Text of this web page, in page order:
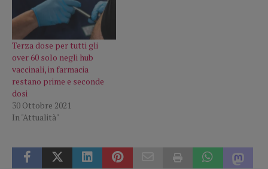
Terza dose per tutti gli
over 60 solo negli hub
vaccinali, in farmacia
restano prime e seconde
dosi
30 Ottobre 2021
In "Attualità"